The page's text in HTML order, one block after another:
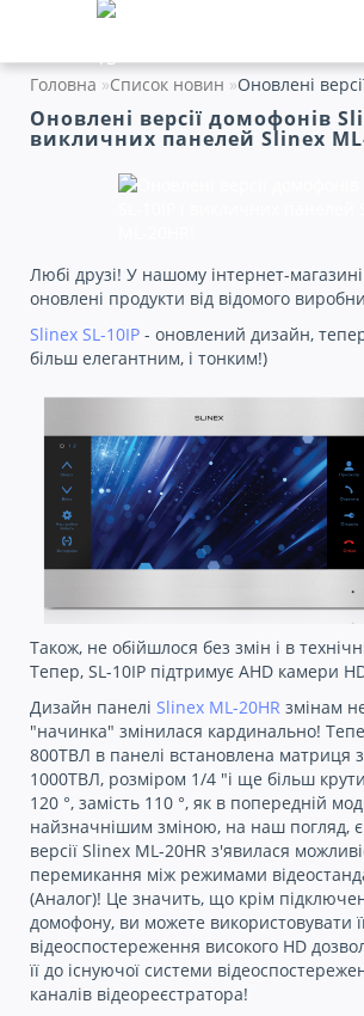
Головна Список новин Оновлені
Оновлені версії домофонів
викличних панелей Slinex
Любі друзі! У нашому інтернет-
оновлені продукти від відомого
Slinex SL-10IP - оновлений дизайн,
більш елегантним, і тонким!)
Також, не обійшлося без змін і в
Тепер, SL-10IP підтримує AHD камери
Дизайн панелі Slinex ML-20HR змінам
"начинка" змінилася кардинально!
800ТВЛ в панелі встановлена матриця
1000ТВЛ, розміром 1/4 "і ще більш
120 °, замість 110 °, як в попередній
найзначнішим зміною, на наш погляд,
версії Slinex ML-20HR з'явилася
перемикання між режимами
(Аналог)! Це значить, що крім
домофону, ви можете використовувати
відеоспостереження високого HD
її до існуючої системи
каналів відеореєстратора!